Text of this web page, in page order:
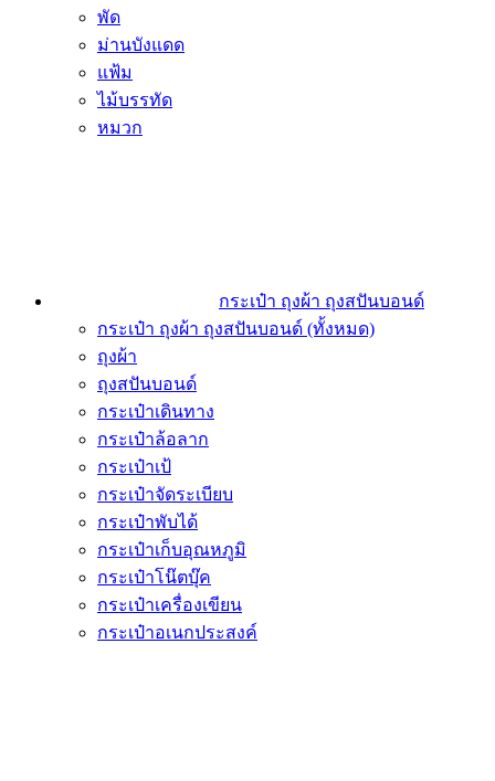
พัด
ม่านบังแดด
แฟ้ม
ไม้บรรทัด
หมวก
กระเป๋า ถุงผ้า ถุงสปันบอนด์
กระเป๋า ถุงผ้า ถุงสปันบอนด์ (ทั้งหมด)
ถุงผ้า
ถุงสปันบอนด์
กระเป๋าเดินทาง
กระเป๋าล้อลาก
กระเป๋าเป้
กระเป๋าจัดระเบียบ
กระเป๋าพับได้
กระเป๋าเก็บอุณหภูมิ
กระเป๋าโน๊ตบุ๊ค
กระเป๋าเครื่องเขียน
กระเป๋าอเนกประสงค์